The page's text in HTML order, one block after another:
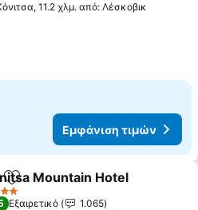
11.2 χλμ. από: Λέσκοβικ
Εμφάνιση τιμών
Προσθήκη στα αγαπημένα
Mountain Hotel
Εξαιρετικό
1.065